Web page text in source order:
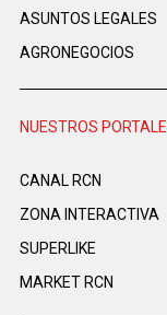
ASUNTOS LEGALES
AGRONEGOCIOS
NUESTROS
CANAL RCN
ZONA INTERACTIVA
SUPERLIKE
MARKET RCN